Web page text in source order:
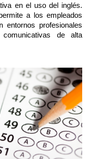
en el uso del inglés.
a los empleados
entornos profesionales
de alta